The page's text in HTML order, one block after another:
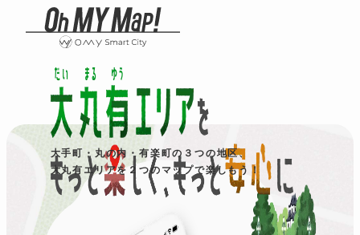
大手町・丸の内・有楽町の３つの地区、
大丸有エリアを２つのマップで楽しもう！